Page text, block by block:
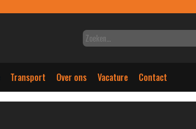
Transport Over ons Vacature Contact